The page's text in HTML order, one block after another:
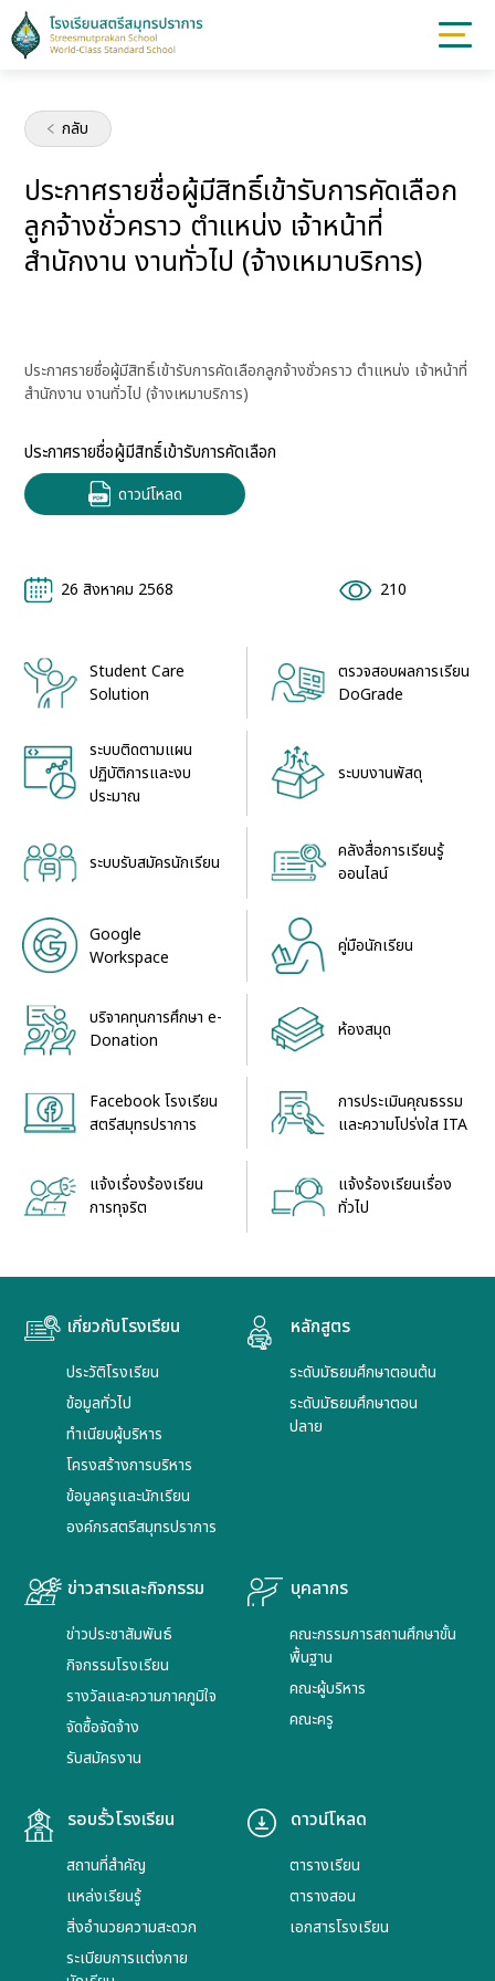
กลับ
ประกาศรายชื่อผู้มีสิทธิ์เข้ารับการคัดเลือก
ลูกจ้างชั่วคราว ตำแหน่ง เจ้าหน้าที่
สำนักงาน งานทั่วไป (จ้างเหมาบริการ)
ประกาศรายชื่อผู้มีสิทธิ์เข้ารับการคัดเลือกลูกจ้างชั่วคราว ตำแหน่ง เจ้าหน้าที่
สำนักงาน งานทั่วไป (จ้างเหมาบริการ)
ประกาศรายชื่อผู้มีสิทธิ์เข้ารับการคัดเลือก
ดาวน์โหลด
26 สิงหาคม 2568 210
Student Care
Solution
ตรวจสอบผลการเรียน
DoGrade
ระบบติดตามแผน
ปฏิบัติการและงบ
ประมาณ
ระบบงานพัสดุ
ระบบรับสมัครนักเรียน
คลังสื่อการเรียนรู้
ออนไลน์
Google
Workspace
คู่มือนักเรียน
บริจาคทุนการศึกษา e-
Donation
ห้องสมุด
Facebook โรงเรียน
สตรีสมุทรปราการ
การประเมินคุณธรรม
และความโปร่งใส ITA
แจ้งเรื่องร้องเรียน
การทุจริต
แจ้งร้องเรียนเรื่อง
ทั่วไป
เกี่ยวกับโรงเรียน
ประวัติโรงเรียน
ข้อมูลทั่วไป
ทำเนียบผู้บริหาร
โครงสร้างการบริหาร
ข้อมูลครูและนักเรียน
องค์กรสตรีสมุทรปราการ
หลักสูตร
ระดับมัธยมศึกษาตอนต้น
ระดับมัธยมศึกษาตอน
ปลาย
ข่าวสารและกิจกรรม
ข่าวประชาสัมพันธ์
กิจกรรมโรงเรียน
รางวัลและความภาคภูมิใจ
จัดซื้อจัดจ้าง
รับสมัครงาน
บุคลากร
คณะกรรมการสถานศึกษาขั้น
พื้นฐาน
คณะผู้บริหาร
คณะครู
รอบรั้วโรงเรียน
สถานที่สำคัญ
แหล่งเรียนรู้
สิ่งอำนวยความสะดวก
ระเบียบการแต่งกาย
ดาวน์โหลด
ตารางเรียน
ตารางสอน
เอกสารโรงเรียน